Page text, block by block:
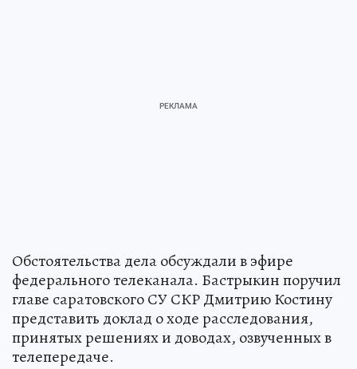
Обстоятельства дела обсуждали в эфире
федерального телеканала. Бастрыкин поручил
главе саратовского СУ СКР Дмитрию Костину
представить доклад о ходе расследования,
принятых решениях и доводах, озвученных в
телепередаче.